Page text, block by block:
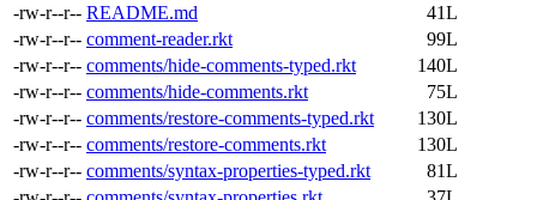
-rw-r--r-- README.md
41L
-rw-r--r-- comment-reader.rkt
99L
-rw-r--r-- comments/hide-comments-typed.rkt
140L
-rw-r--r-- comments/hide-comments.rkt
75L
-rw-r--r-- comments/restore-comments-typed.rkt
130L
-rw-r--r-- comments/restore-comments.rkt
130L
-rw-r--r-- comments/syntax-properties-typed.rkt
81L